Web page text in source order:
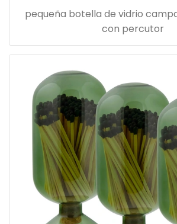
pequeña botella de vidrio
con percutor